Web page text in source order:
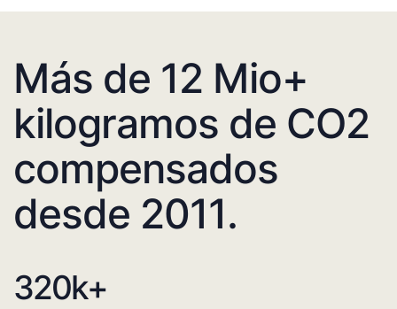
Más de 12 Mio+
kilogramos de CO2
compensados
desde 2011.
320k+